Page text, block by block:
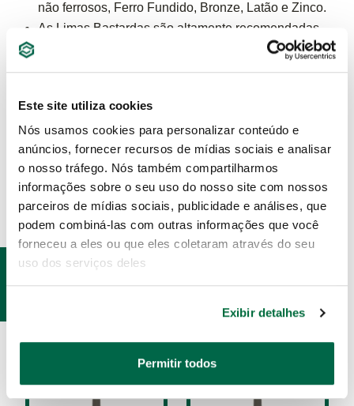
Este site utiliza cookies
Nós usamos cookies para personalizar conteúdo e
anúncios, fornecer recursos de mídias sociais e analisar
o nosso tráfego. Nós também compartilharmos
informações sobre o seu uso do nosso site com nossos
parceiros de mídias sociais, publicidade e análises, que
podem combiná-las com outras informações que você
forneceu a eles ou que eles coletaram através do seu
uso dos serviços deles
Exibir detalhes
Permitir todos
não ferrosos, Ferro Fundido, Bronze, Latão e Zinco.
As Limas Bastardas são altamente recomendadas
para trabalhos que exigem um maior desbaste e
remoção de metal devido ao corte duplo. Já as
acabamentos, e possuem corte simples.
ESPECIFICAÇÕES
PRODUTOS